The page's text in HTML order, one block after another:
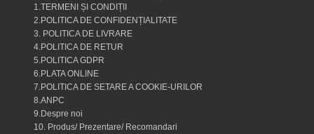
1.TERMENI ȘI CONDIȚII
2.POLITICA DE CONFIDENȚIALITATE
3. POLITICA DE LIVRARE
4.POLITICA DE RETUR
5.POLITICA GDPR
6.PLATA ONLINE
7.POLITICA DE SETARE A COOKIE-URILOR
8.ANPC
9.Despre noi
10. Produs/ Prezentare/ Recomandari